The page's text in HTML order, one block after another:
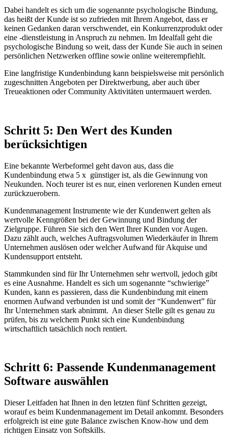
Dabei handelt es sich um die sogenannte psychologische Bindung,
das heißt der Kunde ist so zufrieden mit Ihrem Angebot, dass er
keinen Gedanken daran verschwendet, ein Konkurrenzprodukt oder
eine -dienstleistung in Anspruch zu nehmen. Im Idealfall geht die
psychologische Bindung so weit, dass der Kunde Sie auch in seinen
persönlichen Netzwerken offline sowie online weiterempfiehlt.
Eine langfristige Kundenbindung kann beispielsweise mit persönlich
zugeschnitten Angeboten per Direktwerbung, aber auch über
Treueaktionen oder Community Aktivitäten untermauert werden.
Schritt 5: Den Wert des Kunden
berücksichtigen
Eine bekannte Werbeformel geht davon aus, dass die
Kundenbindung etwa 5 x günstiger ist, als die Gewinnung von
Neukunden. Noch teurer ist es nur, einen verlorenen Kunden erneut
zurückzuerobern.
Kundenmanagement Instrumente wie der Kundenwert gelten als
wertvolle Kenngrößen bei der Gewinnung und Bindung der
Zielgruppe. Führen Sie sich den Wert Ihrer Kunden vor Augen.
Dazu zählt auch, welches Auftragsvolumen Wiederkäufer in Ihrem
Unternehmen auslösen oder welcher Aufwand für Akquise und
Kundensupport entsteht.
Stammkunden sind für Ihr Unternehmen sehr wertvoll, jedoch gibt
es eine Ausnahme. Handelt es sich um sogenannte “schwierige”
Kunden, kann es passieren, dass die Kundenbindung mit einem
enormen Aufwand verbunden ist und somit der “Kundenwert” für
Ihr Unternehmen stark abnimmt. An dieser Stelle gilt es genau zu
prüfen, bis zu welchem Punkt sich eine Kundenbindung
wirtschaftlich tatsächlich noch rentiert.
Schritt 6: Passende Kundenmanagement
Software auswählen
Dieser Leitfaden hat Ihnen in den letzten fünf Schritten gezeigt,
worauf es beim Kundenmanagement im Detail ankommt. Besonders
erfolgreich ist eine gute Balance zwischen Know-how und dem
richtigen Einsatz von Softskills.